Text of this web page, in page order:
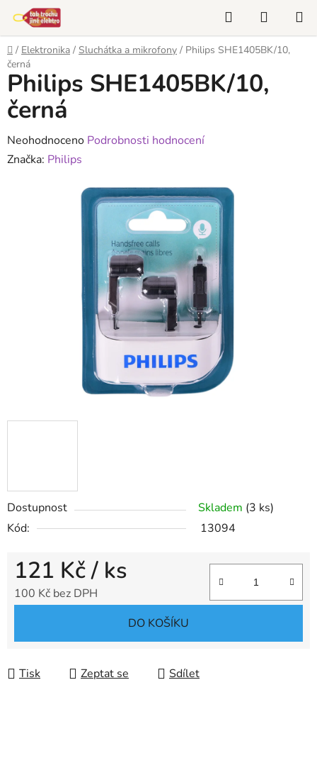
obsah
Hledat
KOŠÍK
Domů
/ Elektronika / Sluchátka a mikrofony / Philips SHE1405BK/10,
černá
Dostupnost Skladem (3 ks)
Kód:
13094
121 Kč/ ks
100 Kč bez DPH
DO KOŠÍKU
Tisk Zeptat se Sdílet
Philips SHE1405BK/10,
černá
Průměrné
hodnocení
Neohodnoceno Podrobnosti hodnocení
Značka: Philips